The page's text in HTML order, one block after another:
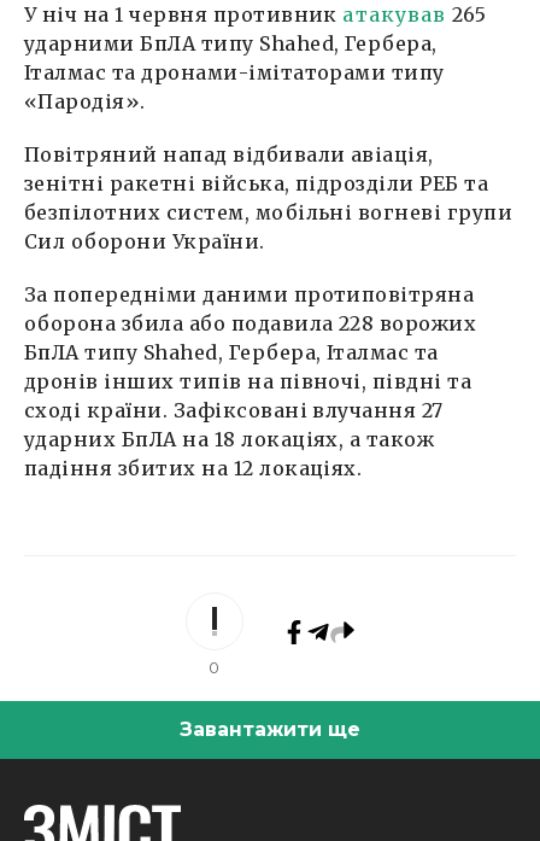
У ніч на 1 червня противник атакував 265
ударними БпЛА типу Shahed, Гербера,
Італмас та дронами-імітаторами типу
«Пародія».
Повітряний напад відбивали авіація,
зенітні ракетні війська, підрозділи РЕБ та
безпілотних систем, мобільні вогневі групи
Сил оборони України.
За попередніми даними протиповітряна
оборона збила або подавила 228 ворожих
БпЛА типу Shahed, Гербера, Італмас та
дронів інших типів на півночі, півдні та
сході країни. Зафіксовані влучання 27
ударних БпЛА на 18 локаціях, а також
падіння збитих на 12 локаціях.
0
Завантажити ще